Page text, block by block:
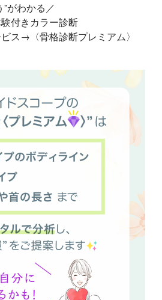
がわかる／
付きカラー診断
ス→〈骨格診断プレミアム〉